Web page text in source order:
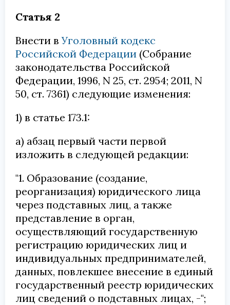
Статья 2
Внести вУголовный кодекс
Российской Федерации (Собрание
законодательства Российской
Федерации, 1996, N 25, ст. 2954; 2011, N
50, ст. 7361) следующие изменения:
1) в статье 173.1:
а) абзац первый части первой
изложить в следующей редакции:
"1. Образование (создание,
реорганизация) юридического лица
через подставных лиц, а также
представление в орган,
осуществляющий государственную
регистрацию юридических лиц и
индивидуальных предпринимателей,
данных, повлекшее внесение в единый
государственный реестр юридических
лиц сведений о подставных лицах, -";